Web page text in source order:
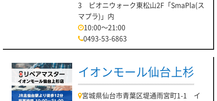
3 ピオニウォーク東松山2F「SmaPla(ス
マプラ)」内
10:00～21:00
0493-53-6863
イオンモール仙台上杉
宮城県仙台市青葉区堤通雨宮町1-1 イ